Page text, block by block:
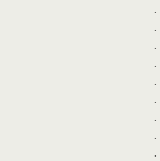
.
.
.
.
.
.
.
.
.